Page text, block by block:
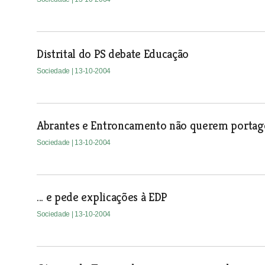
Distrital do PS debate Educação
Sociedade | 13-10-2004
Abrantes e Entroncamento não querem
Sociedade | 13-10-2004
... e pede explicações à EDP
Sociedade | 13-10-2004